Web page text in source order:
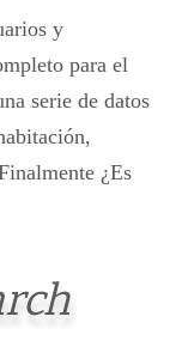
y
para el
serie de datos
¿Es